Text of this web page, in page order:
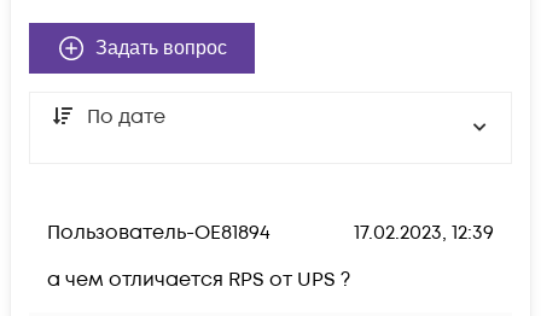
Задать вопрос
По дате
Пользователь-OE81894
17.02.2023, 12:39